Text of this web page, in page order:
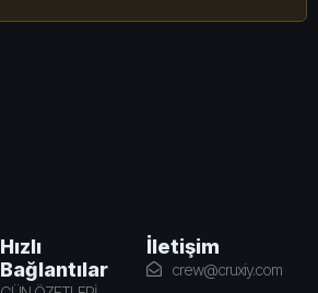
Hızlı
Bağlantılar
İletişim
crew@cruxiy.com